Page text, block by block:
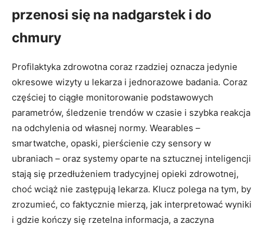
przenosi się na nadgarstek i do
chmury
Profilaktyka zdrowotna coraz rzadziej oznacza jedynie
okresowe wizyty u lekarza i jednorazowe badania. Coraz
częściej to ciągłe monitorowanie podstawowych
parametrów, śledzenie trendów w czasie i szybka reakcja
na odchylenia od własnej normy. Wearables –
smartwatche, opaski, pierścienie czy sensory w
ubraniach – oraz systemy oparte na sztucznej inteligencji
stają się przedłużeniem tradycyjnej opieki zdrowotnej,
choć wciąż nie zastępują lekarza. Klucz polega na tym, by
zrozumieć, co faktycznie mierzą, jak interpretować wyniki
i gdzie kończy się rzetelna informacja, a zaczyna